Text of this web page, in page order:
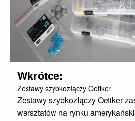
Wkrótce:
Zestawy szybkozłączy Oetiker
Zestawy szybkozłączy Oetiker
warsztatów na rynku